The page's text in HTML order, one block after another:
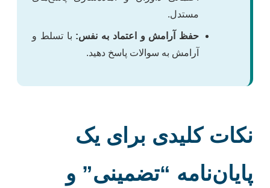
مستدل.
حفظ آرامش و اعتماد به نفس: با تسلط و
آرامش به سوالات پاسخ دهید.
نکات کلیدی برای یک
پایان‌نامه “تضمینی” و